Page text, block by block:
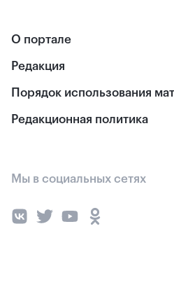
О портале
Редакция
Порядок использования
Редакционная политика
Мы в социальных сетях